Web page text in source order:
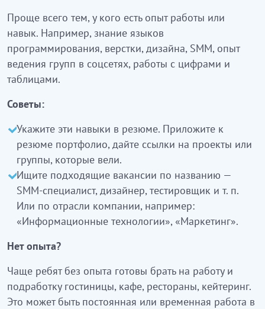
Проще всего тем, у кого есть опыт работы или
навык. Например, знание языков
программирования, верстки, дизайна, SMM, опыт
ведения групп в соцсетях, работы с цифрами и
таблицами.
Советы:
Укажите эти навыки в резюме. Приложите к
резюме портфолио, дайте ссылки на проекты или
группы, которые вели.
Ищите подходящие вакансии по названию —
SMM-специалист, дизайнер, тестировщик и т. п.
Или по отрасли компании, например:
«Информационные технологии», «Маркетинг».
Нет опыта?
Чаще ребят без опыта готовы брать на работу и
подработку гостиницы, кафе, рестораны, кейтеринг.
Это может быть постоянная или временная работа в